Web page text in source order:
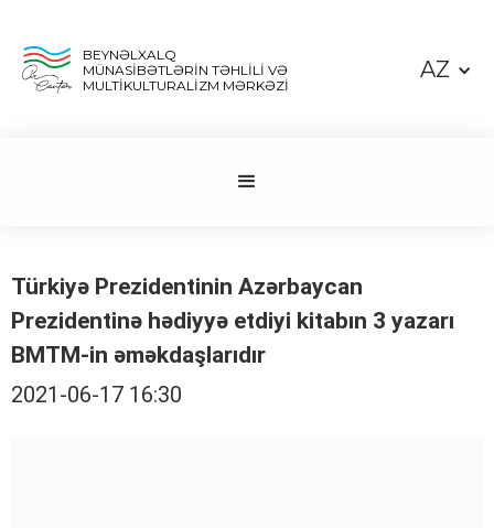
BEYNƏLXALQ
MÜNASİBƏTLƏRİN TƏHLİLİ VƏ
MULTİKULTURALİZM MƏRKƏZİ
AZ
Türkiyə Prezidentinin Azərbaycan
Prezidentinə hədiyyə etdiyi kitabın 3 yazarı
BMTM-in əməkdaşlarıdır
2021-06-17 16:30